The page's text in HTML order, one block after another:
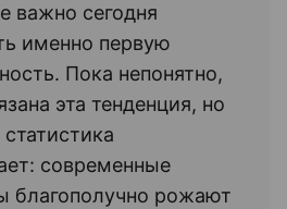
важно сегодня
именно первую
Пока непонятно,
эта тенденция, но
современные
благополучно рожают